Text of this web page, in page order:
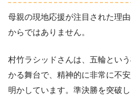
母親の現地応援が注目された理
からではありません。
村竹ラシッドさんは、五輪とい
かる舞台で、精神的に非常に不
明かしています。準決勝を突破